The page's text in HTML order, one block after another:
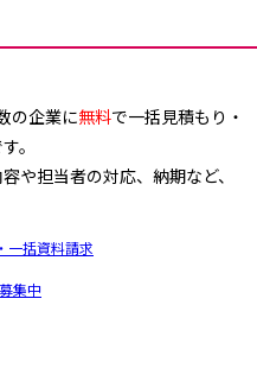
の企業に無料で一括見積もり・
。
や担当者の対応、納期など、
集中